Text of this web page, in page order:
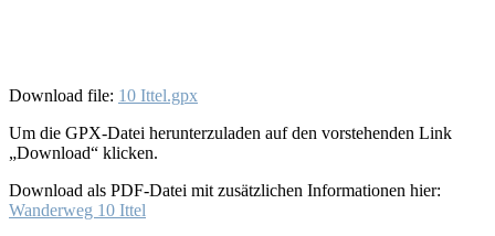
Download file: 10 Ittel.gpx
Um die GPX-Datei herunterzuladen auf den vorstehenden Link
„Download“ klicken.
Download als PDF-Datei mit zusätzlichen Informationen hier:
Wanderweg 10 Ittel